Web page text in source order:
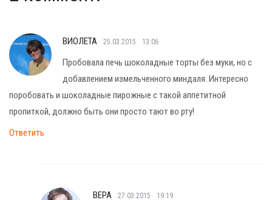
ВИОЛЕТА 25.03.2015 13:06
Пробовала печь шоколадные торты без муки, но с
добавлением измельченного миндаля. Интересно
поробовать и шоколадные пирожные с такой аппетитной
пропиткой, должно быть они просто тают во рту!
Ответить
ВЕРА 27.03.2015 19:19